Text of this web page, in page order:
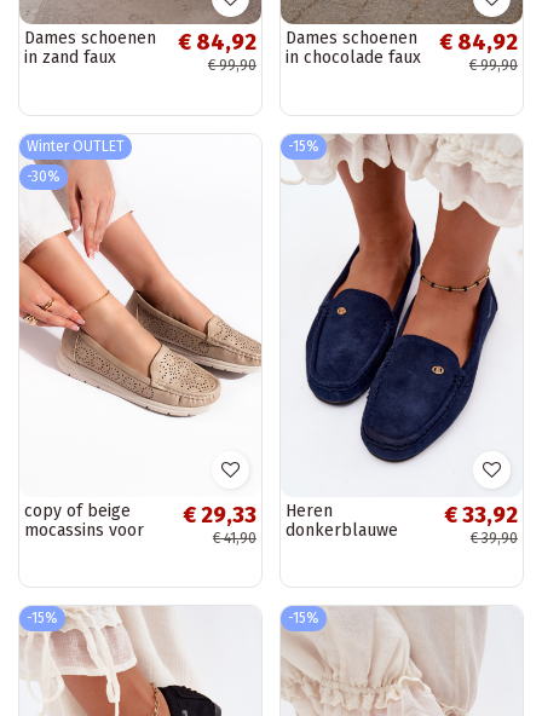
Dames schoenen
in zand faux
€ 84,92
€ 99,90
Dames schoenen
in chocolade faux
€ 84,92
€ 99,90
Winter OUTLET
-30%
copy of beige
mocassins voor
elementen
€ 29,33
€ 41,90
-15%
Heren
donkerblauwe
turirilla
€ 33,92
€ 39,90
-15% -15%